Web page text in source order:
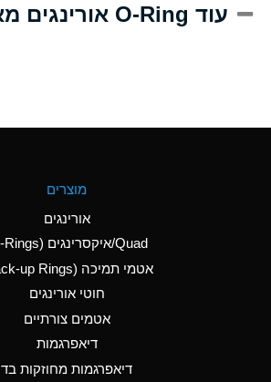
(Aqueous)
Aluminum Nitrate
(Aqueous)
Aluminum Phosphate
עוד O-Ring אורינגים מאותו החומר
מוצרים
אורינגים
Quad/איקסרינגים (X-Rings)
אטמי תמיכה (Back-up Rings)
חוטי אורינגים
אטמים צורתיים
דיאפרגמות
דיאפרגמות מחוזקות בד